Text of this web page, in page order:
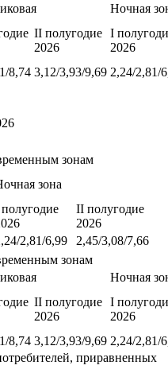
Ночная
II полугодие
2026
I
2026
8,74 3,12/3,93/9,69 2,24/2,81/
зонам
зона
II полугодие
2026
2,81/6,99
2,45/3,08/7,66
зонам
Ночная
II полугодие
2026
I
2026
8,74 3,12/3,93/9,69 2,24/2,81/
приравненных